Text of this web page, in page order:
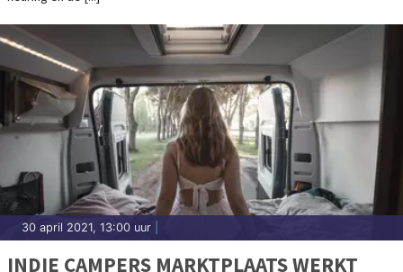
30 april 2021, 13:00 uur
INDIE CAMPERS MARKTPLAATS WERKT